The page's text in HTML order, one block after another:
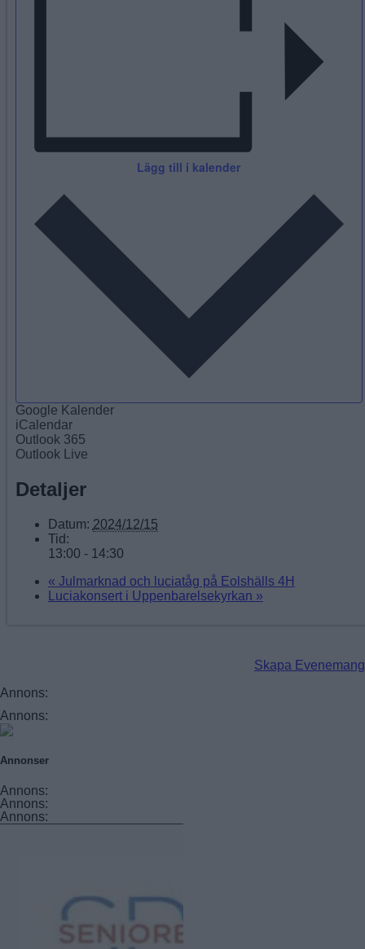
Lägg till i kalender
Google Kalender
iCalendar
Outlook 365
Outlook Live
Detaljer
Datum: 2024/12/15
Tid:
13:00 - 14:30
« Julmarknad och luciatåg på Eolshälls 4H
Luciakonsert i Uppenbarelsekyrkan »
Skapa Evenemang
Annons:
Annons:
Annonser
Annons:
Annons:
Annons: